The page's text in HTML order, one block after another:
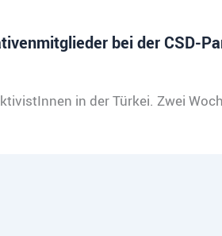
bei der CSD-
in der Türkei. Zwei